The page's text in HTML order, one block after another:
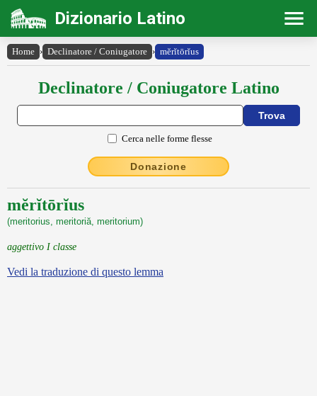
Dizionario Latino
Home › Declinatore / Coniugatore › mĕrĭtōrĭus
Declinatore / Coniugatore Latino
Cerca nelle forme flesse
Donazione
mĕrĭtōrĭus
(meritorius, meritoriă, meritorium)
aggettivo I classe
Vedi la traduzione di questo lemma